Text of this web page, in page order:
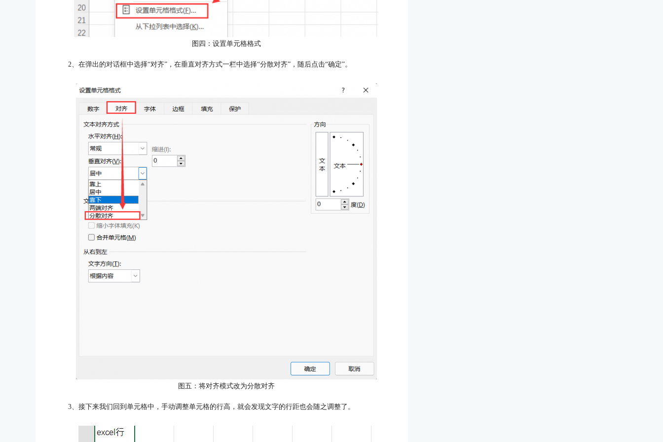
图四：设置单元格格式
2、在弹出的对话框中选择“对齐”，在垂直对齐方式一栏中选择“分散对齐”，随后点击“确定”。
图五：将对齐模式改为分散对齐
3、接下来我们回到单元格中，手动调整单元格的行高，就会发现文字的行距也会随之调整了。